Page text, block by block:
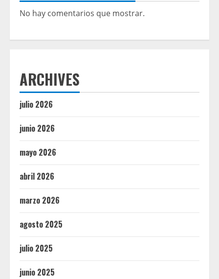
No hay comentarios que mostrar.
ARCHIVES
julio 2026
junio 2026
mayo 2026
abril 2026
marzo 2026
agosto 2025
julio 2025
junio 2025